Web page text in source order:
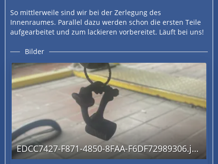
So mittlerweile sind wir bei der Zerlegung des
Innenraumes. Parallel dazu werden schon die ersten Teile
aufgearbeitet und zum lackieren vorbereitet. Läuft bei uns!
Bilder
EDCC7427-F871-4850-8FAA-F6DF72989306.jpg